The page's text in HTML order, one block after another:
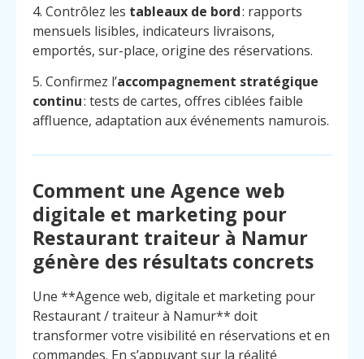
Contact
Appelez
4. Contrôlez les tableaux de bord: rapports
mensuels lisibles, indicateurs livraisons,
emportés, sur-place, origine des réservations.
5. Confirmez l’accompagnement stratégique
continu: tests de cartes, offres ciblées faible
affluence, adaptation aux événements namurois.
Comment une Agence web
digitale et marketing pour
Restaurant traiteur à Namur
génère des résultats concrets
Une **Agence web, digitale et marketing pour
Restaurant / traiteur à Namur** doit
transformer votre visibilité en réservations et en
commandes. En s’appuyant sur la réalité